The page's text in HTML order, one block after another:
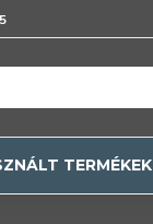
TERMÉKEK